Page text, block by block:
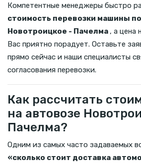
Компетентные менеджеры быстро
стоимость перевозки машины
Новотроицкое - Пачелма , а цена
Вас приятно порадует. Оставьте
прямо сейчас и наши специалисты
согласования перевозки.
Как рассчитать
на автовозе
Пачелма?
Одним из самых часто задаваемых
«сколько стоит доставка